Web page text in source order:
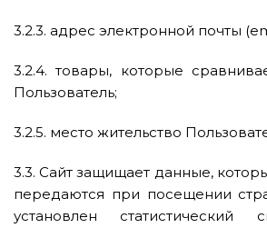
3.2.3. адрес электронной почты
3.2.4. товары, которые
Пользователь;
3.2.5. место жительство
3.3. Сайт защищает данные,
передаются при посещении
установлен статистический